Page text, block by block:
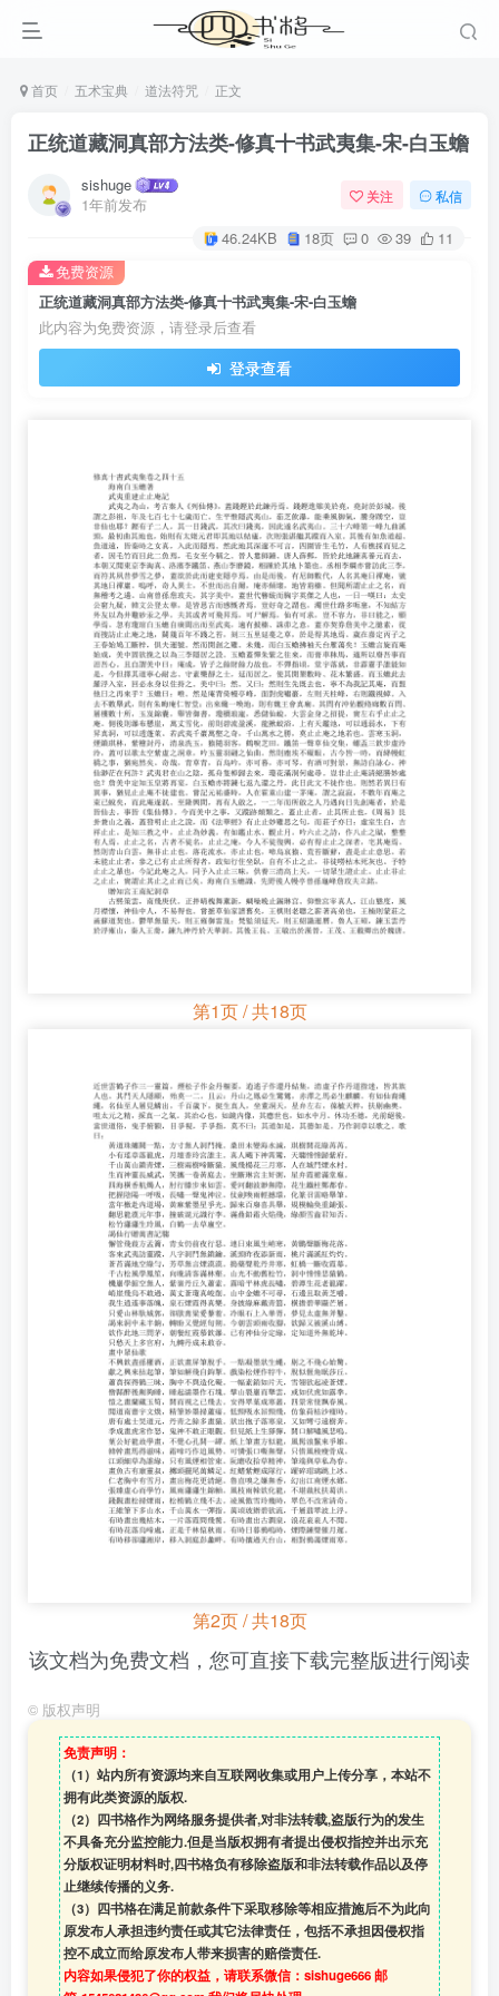
首页 五术宝典 道法符咒 正文
正统道藏洞真部方法类-修真十书武夷集-宋-白玉蟾
sishuge
1年前发布
关注 私信
46.24KB 18页 0 39 11
正统道藏洞真部方法类-修真十书武夷集-宋-白玉蟾
此内容为免费资源，请登录后查看
登录查看
免费资源
第1页 / 共18页
第2页 / 共18页
该文档为免费文档，您可直接下载完整版进行阅读
© 版权声明
免责声明：
（1）站内所有资源均来自互联网收集或用户上传分享，本站不
拥有此类资源的版权.
（2）四书格作为网络服务提供者,对非法转载,盗版行为的发生
不具备充分监控能力.但是当版权拥有者提出侵权指控并出示充
分版权证明材料时,四书格负有移除盗版和非法转载作品以及停
止继续传播的义务.
（3）四书格在满足前款条件下采取移除等相应措施后不为此向
原发布人承担违约责任或其它法律责任，包括不承担因侵权指
控不成立而给原发布人带来损害的赔偿责任.
内容如果侵犯了你的权益，请联系微信：sishuge666 邮